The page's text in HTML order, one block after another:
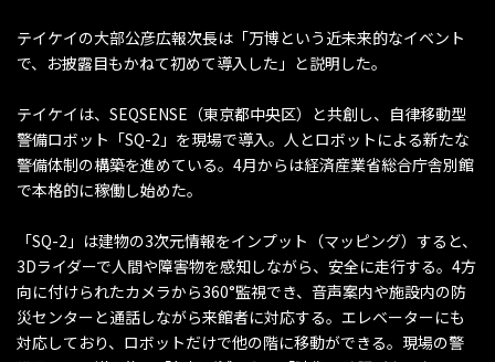
テイケイの大部公彦広報次長は「万博という近未来的なイベント
で、お披露目もかねて初めて導入した」と説明した。
テイケイは、SEQSENSE（東京都中央区）と共創し、自律移動型
警備ロボット「SQ-2」を現場で導入。人とロボットによる新たな
警備体制の構築を進めている。4月からは経済産業省総合庁舎別館
で本格的に稼働し始めた。
「SQ-2」は建物の3次元情報をインプット（マッピング）すると、
3Dライダーで人間や障害物を感知しながら、安全に走行する。4方
向に付けられたカメラから360°監視でき、音声案内や施設内の防
災センターと通話しながら来館者に対応する。エレベーターにも
対応しており、ロボットだけで他の階に移動ができる。現場の警